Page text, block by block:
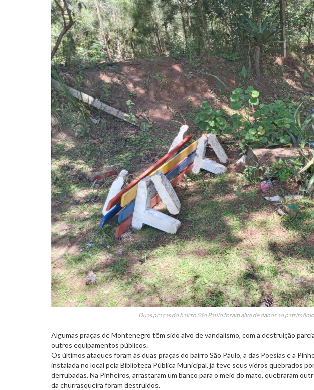
Duas praças do bairro São Paulo foram alvo de danos ao
Algumas praças de Montenegro têm sido alvo de vandalismo, com a destruição
outros equipamentos públicos.
Os últimos ataques foram às duas praças do bairro São Paulo, a das Poesias e a
instalada no local pela Biblioteca Pública Municipal, já teve seus vidros quebrados
derrubadas. Na Pinheiros, arrastaram um banco para o meio do mato, quebraram
da churrasqueira foram destruídos.